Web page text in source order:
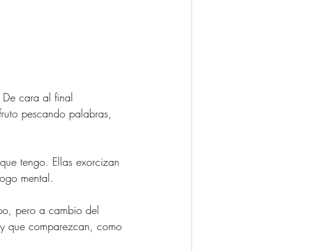
De cara al final
pescando palabras,
tengo. Ellas exorcizan
mental.
pero a cambio del
que comparezcan, como